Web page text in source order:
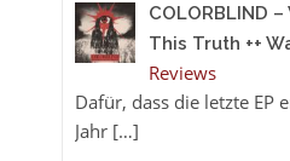
COLORBLIND
This Truth ++
Reviews
Dafür, dass die letzte EP
Jahr […]